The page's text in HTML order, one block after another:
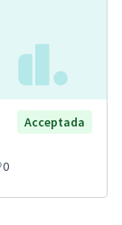
Acceptada
0